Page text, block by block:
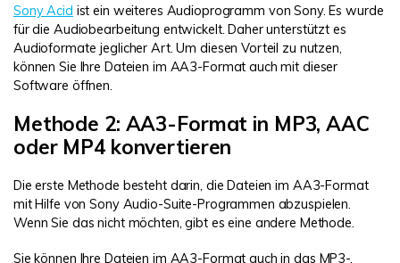
Sony Acid ist ein weiteres Audioprogramm von Sony. Es wurde
für die Audiobearbeitung entwickelt. Daher unterstützt es
Audioformate jeglicher Art. Um diesen Vorteil zu nutzen,
können Sie Ihre Dateien im AA3-Format auch mit dieser
Software öffnen.
Methode 2: AA3-Format in MP3, AAC
oder MP4 konvertieren
Die erste Methode besteht darin, die Dateien im AA3-Format
mit Hilfe von Sony Audio-Suite-Programmen abzuspielen.
Wenn Sie das nicht möchten, gibt es eine andere Methode.
Sie können Ihre Dateien im AA3-Format auch in das MP3-,